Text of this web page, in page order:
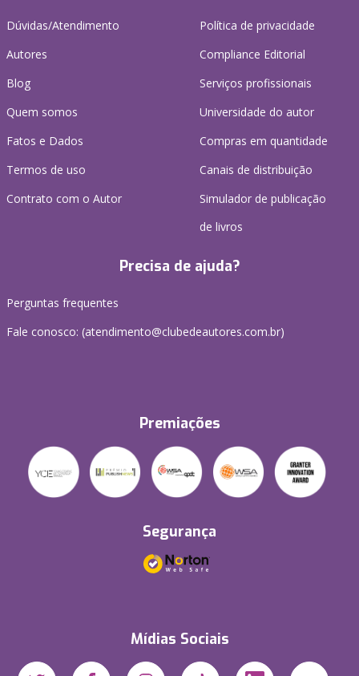
Dúvidas/Atendimento
Autores
Blog
Quem somos
Fatos e Dados
Termos de uso
Contrato com o Autor
Política de privacidade
Compliance Editorial
Serviços profissionais
Universidade do autor
Compras em quantidade
Canais de distribuição
Simulador de publicação
de livros
Precisa de ajuda?
Perguntas frequentes
Fale conosco: (atendimento@clubedeautores.com.br)
Premiações
Segurança
Mídias Sociais